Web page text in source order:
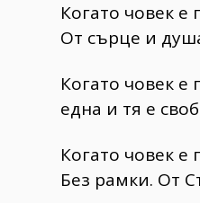
Когато човек е
От сърце и
Когато човек е
една и тя е
Когато човек е
Без рамки. От